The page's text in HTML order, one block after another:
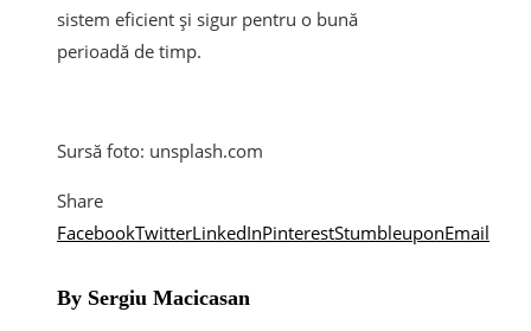
sistem eficient și sigur pentru o bună
perioadă de timp.
Sursă foto: unsplash.com
Share
FacebookTwitterLinkedInPinterestStumbleuponEmail
By Sergiu Macicasan